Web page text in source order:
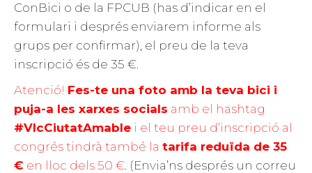
ConBici o de la FPCUB (has d’indicar en el
formulari i després enviarem informe als
grups per confirmar), el preu de la teva
inscripció és de 35 €.
Atenció! Fes-te una foto amb la teva bici i
puja-a les xarxes socials amb el hashtag
#VlcCiutatAmable i el teu preu d’inscripció al
congrés tindrà també la tarifa reduïda de 35
€ en lloc dels 50 €. (Envia’ns després un correu